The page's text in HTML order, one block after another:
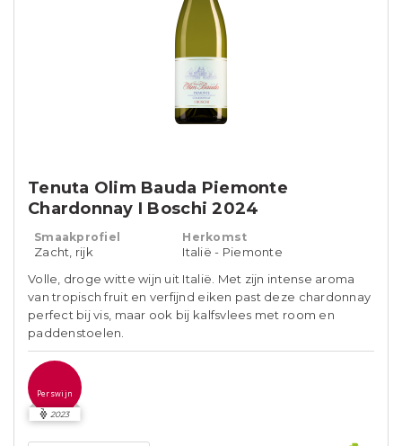
Tenuta Olim Bauda Piemonte
Chardonnay I Boschi 2024
Smaakprofiel
Zacht, rijk
Herkomst
Italië - Piemonte
Volle, droge witte wijn uit Italië. Met zijn intense aroma
van tropisch fruit en verfijnd eiken past deze chardonnay
perfect bij vis, maar ook bij kalfsvlees met room en
paddenstoelen.
Perswijn
2023